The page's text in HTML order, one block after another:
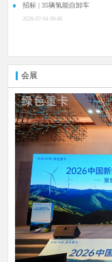
招标 | 35辆氢能自卸车
2026-07-04 09:48
会展